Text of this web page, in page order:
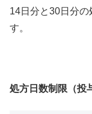
14日分と30日分の
す。
処方日数制限（投